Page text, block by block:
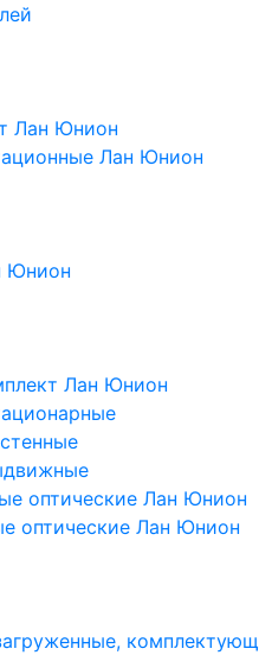
Лан Юнион
Лан Юнион
Юнион
Лан Юнион
оптические Лан Юнион
оптические Лан Юнион